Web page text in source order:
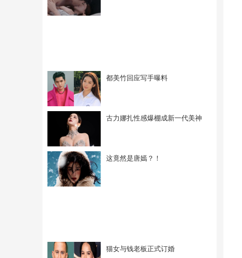
都美竹回应写手曝料
古力娜扎性感爆棚成新一代美神
这竟然是唐嫣？！
猫女与钱老板正式订婚